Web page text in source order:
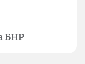
БНР